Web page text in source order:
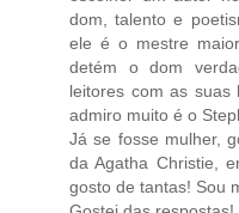
dom, talento e
ele é o mestre
detém o dom
leitores com as suas
admiro muito é o
Já se fosse mulher,
da Agatha Christie,
gosto de tantas! Sou